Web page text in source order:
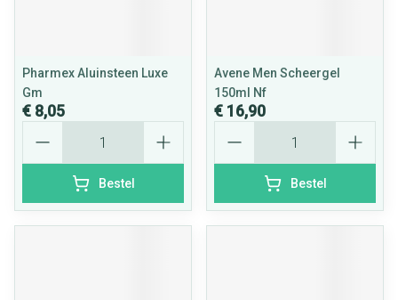
Pharmex Aluinsteen Luxe
Gm
€ 8,05
Bestel
Avene Men Scheergel
150ml Nf
€ 16,90
Bestel